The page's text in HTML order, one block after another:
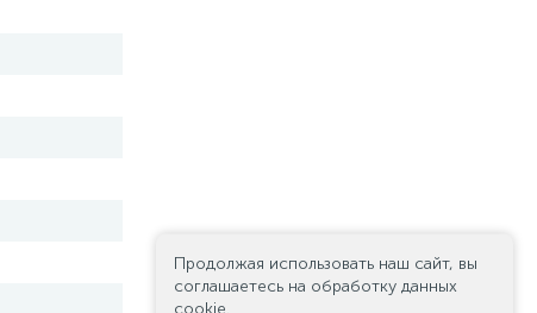
Продолжая использовать наш сайт, вы
соглашаетесь на обработку данных
cookie.